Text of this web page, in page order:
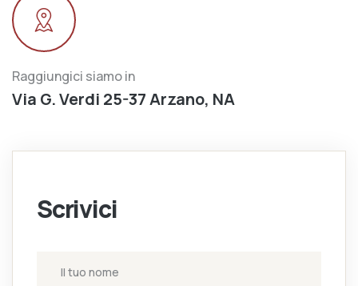
Raggiungici siamo in
Via G. Verdi 25-37 Arzano, NA
Scrivici